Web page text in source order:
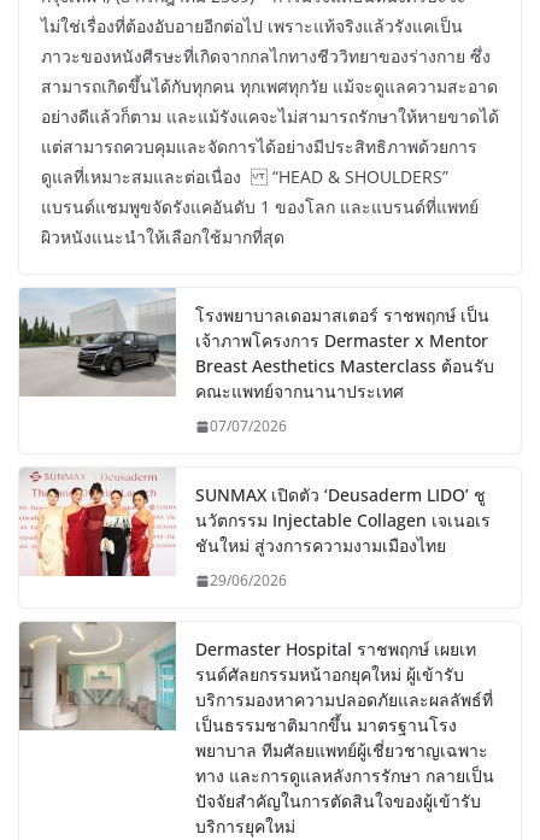
ไม่ใช่เรื่องที่ต้องอับอายอีกต่อไป เพราะแท้จริงแล้วรังแคเป็น
ภาวะของหนังศีรษะที่เกิดจากกลไกทางชีววิทยาของร่างกาย ซึ่ง
สามารถเกิดขึ้นได้กับทุกคน ทุกเพศทุกวัย แม้จะดูแลความสะอาด
อย่างดีแล้วก็ตาม และแม้รังแคจะไม่สามารถรักษาให้หายขาดได้
แต่สามารถควบคุมและจัดการได้อย่างมีประสิทธิภาพด้วยการ
ดูแลที่เหมาะสมและต่อเนื่อง “HEAD & SHOULDERS”
แบรนด์แชมพูขจัดรังแคอันดับ 1 ของโลก และแบรนด์ที่แพทย์
ผิวหนังแนะนำให้เลือกใช้มากที่สุด
โรงพยาบาลเดอมาสเตอร์ ราชพฤกษ์ เป็น
เจ้าภาพโครงการ Dermaster x Mentor
Breast Aesthetics Masterclass ต้อนรับ
คณะแพทย์จากนานาประเทศ
07/07/2026
SUNMAX เปิดตัว ‘Deusaderm LIDO’ ชู
นวัตกรรม Injectable Collagen เจเนอเร
ชันใหม่ สู่วงการความงามเมืองไทย
29/06/2026
Dermaster Hospital ราชพฤกษ์ เผยเท
รนด์ศัลยกรรมหน้าอกยุคใหม่ ผู้เข้ารับ
บริการมองหาความปลอดภัยและผลลัพธ์ที่
เป็นธรรมชาติมากขึ้น มาตรฐานโรง
พยาบาล ทีมศัลยแพทย์ผู้เชี่ยวชาญเฉพาะ
ทาง และการดูแลหลังการรักษา กลายเป็น
ปัจจัยสำคัญในการตัดสินใจของผู้เข้ารับ
บริการยุคใหม่